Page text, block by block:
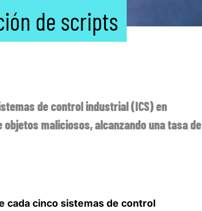
de scripts
de control industrial (ICS) en
maliciosos, alcanzando una tasa de
cada cinco sistemas de control